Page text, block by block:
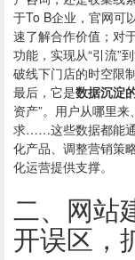
于To B企业，官网可
速了解合作价值；对
功能，实现从“引流”
破线下门店的时空限
最后，它是数据沉淀
资产”。用户从哪里
求……这些数据都能
化产品、调整营销策
化运营提供支撑。
二、 网站
开误区，